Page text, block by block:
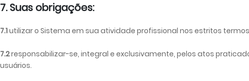
7. Suas obrigações:
7.1utilizar o Sistema em sua atividade profissional nos estritos
7.2responsabilizar-se, integral e exclusivamente, pelos atos
usuários.